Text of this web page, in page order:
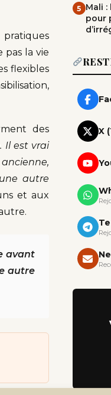
la vie
flexibles
des
Il est vrai
autre
et aux
avant
autre
5 Mali :
pour
X